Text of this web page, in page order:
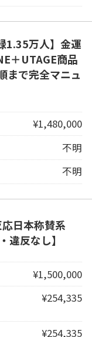
1.35万人】金運
＋UTAGE商品
まで完全マニュ
¥1,480,000
不明
不明
日本称賛系
違反なし】
¥1,500,000
¥254,335
¥254,335